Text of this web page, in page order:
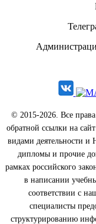
© 2015-2026. Все
обратной ссылки на
видами деятельности и
дипломы и прочие
рамках российского
в написании
соответствии с
специалисты
структурированию